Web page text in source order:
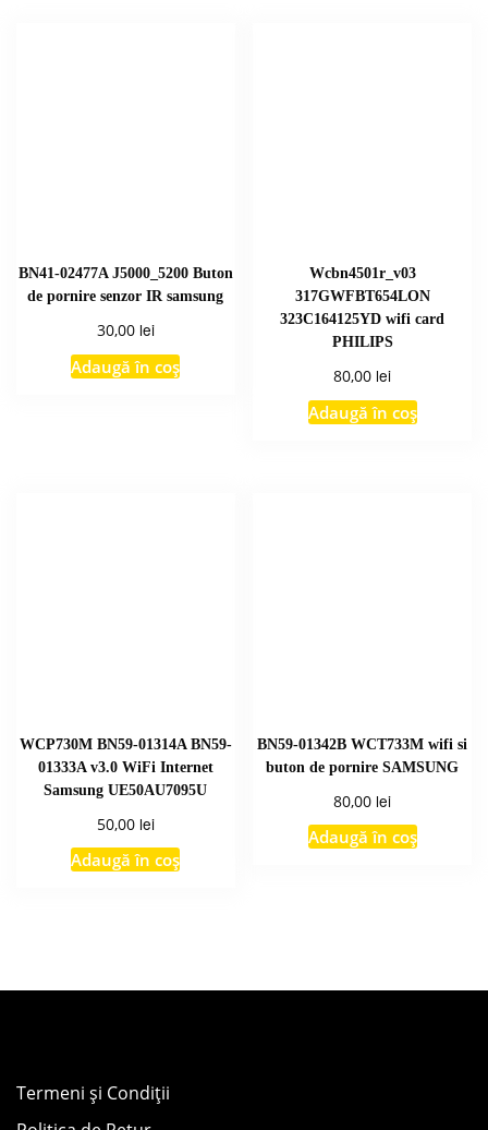
BN41-02477A J5000_5200 Buton
de pornire senzor IR samsung
30,00 lei
Adaugă în coș
Wcbn4501r_v03
317GWFBT654LON
323C164125YD wifi card
PHILIPS
80,00 lei
Adaugă în coș
WCP730M BN59-01314A BN59-
01333A v3.0 WiFi Internet
Samsung UE50AU7095U
50,00 lei
Adaugă în coș
BN59-01342B WCT733M wifi si
buton de pornire SAMSUNG
80,00 lei
Adaugă în coș
Termeni și Condiții